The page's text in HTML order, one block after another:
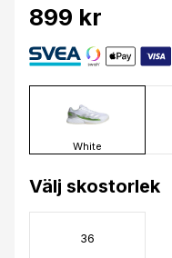
899 kr
White
Välj skostorlek
36